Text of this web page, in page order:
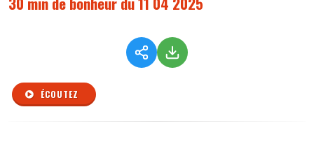
ÉCOUTEZ